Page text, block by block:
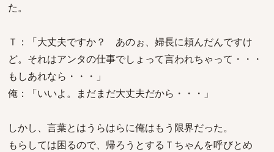
た。
Ｔ：「大丈夫ですか？ あのぉ、婦長に頼んだんですけ
ど。それはアンタの仕事でしょって言われちゃって・・・
もしあれなら・・・」
俺：「いいよ。まだまだ大丈夫だから・・・」
しかし、言葉とはうらはらに俺はもう限界だった。
もらしては困るので、帰ろうとするＴちゃんを呼びとめ